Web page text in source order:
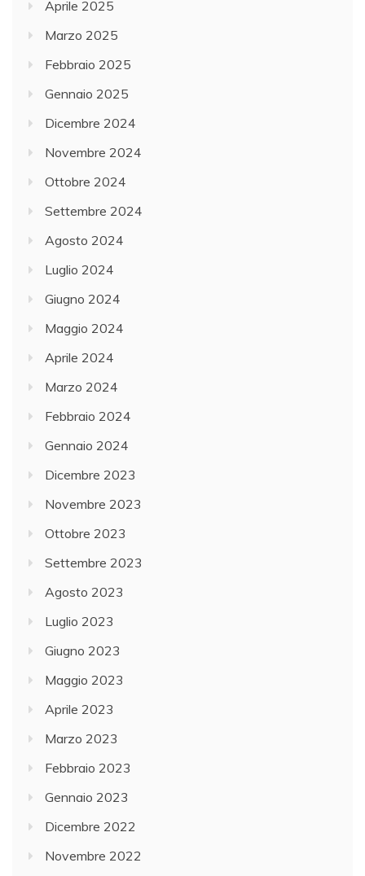
Aprile 2025
Marzo 2025
Febbraio 2025
Gennaio 2025
Dicembre 2024
Novembre 2024
Ottobre 2024
Settembre 2024
Agosto 2024
Luglio 2024
Giugno 2024
Maggio 2024
Aprile 2024
Marzo 2024
Febbraio 2024
Gennaio 2024
Dicembre 2023
Novembre 2023
Ottobre 2023
Settembre 2023
Agosto 2023
Luglio 2023
Giugno 2023
Maggio 2023
Aprile 2023
Marzo 2023
Febbraio 2023
Gennaio 2023
Dicembre 2022
Novembre 2022